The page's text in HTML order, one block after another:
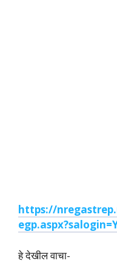
https://
हे देखील वाचा-